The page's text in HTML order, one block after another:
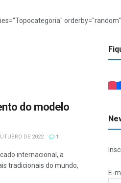
orderby="random" ]
do modelo
DE 2022 1
internacional, a
tradicionais do mundo,
E-